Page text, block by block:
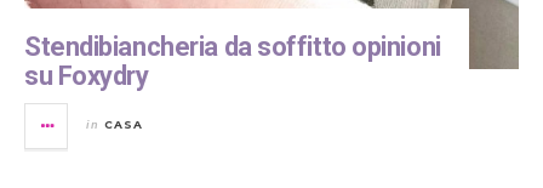
Stendibiancheria da soffitto opinioni
su Foxydry
in CASA